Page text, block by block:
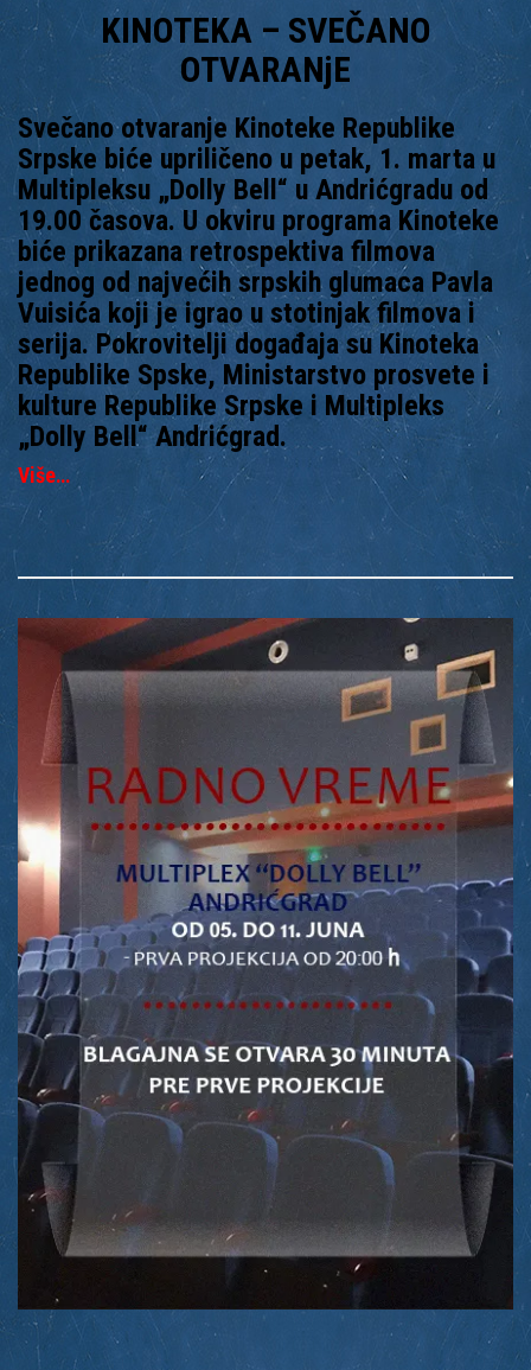
KINOTEKA – SVEČANO
OTVARANjE
Svečano otvaranje Kinoteke Republike
Srpske biće upriličeno u petak, 1. marta u
Multipleksu „Dolly Bell“ u Andrićgradu od
19.00 časova. U okviru programa Kinoteke
biće prikazana retrospektiva filmova
jednog od najvećih srpskih glumaca Pavla
Vuisića koji je igrao u stotinjak filmova i
serija. Pokrovitelji događaja su Kinoteka
Republike Spske, Ministarstvo prosvete i
kulture Republike Srpske i Multipleks
„Dolly Bell“ Andrićgrad.
Više…